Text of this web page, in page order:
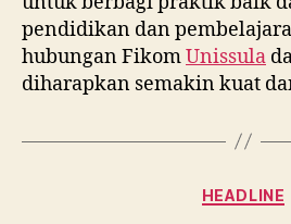
pendidikan dan
hubungan FikomUnissula
diharapkan semakin kuat
HEADLINE